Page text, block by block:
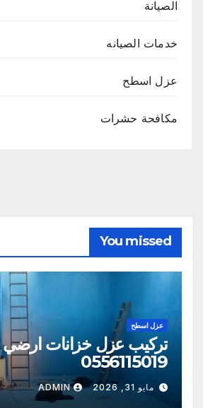
الصيانة
خدمات الصيانه
عزل اسطح
مكافحة حشرات
You missed
عزل اسطح
تركيب عزل خزانات ارضي
0556115019
مايو 31, 2026 ADMIN